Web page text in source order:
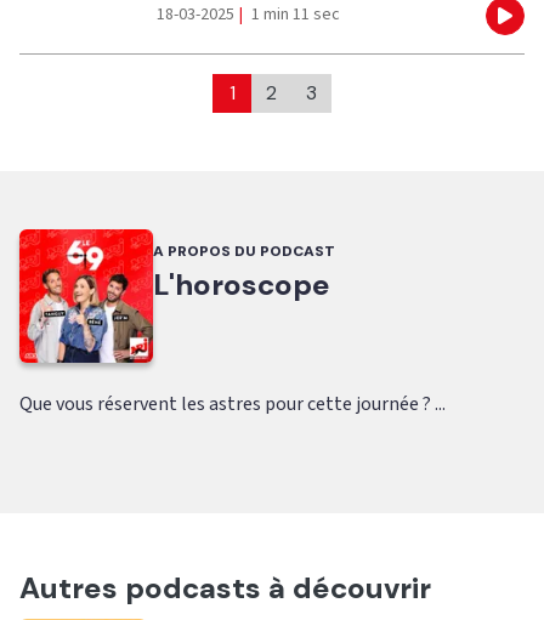
18-03-2025 | 1 min 11 sec
1 2 3
A PROPOS DU PODCAST
L'horoscope
Que vous réservent les astres pour cette journée ? ...
Autres podcasts à découvrir